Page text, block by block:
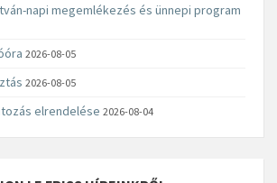
napi megemlékezés és ünnepi program
2026-08-05
2026-08-05
elrendelése 2026-08-04